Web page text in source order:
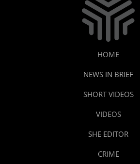
HOME
NEWS IN BRIEF
SHORT VIDEOS
VIDEOS
SHE EDITOR
CRIME